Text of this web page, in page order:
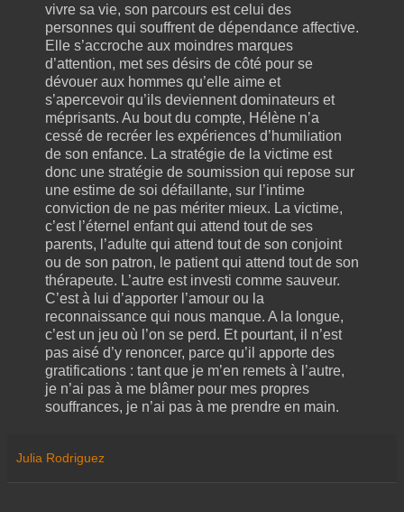
vivre sa vie, son parcours est celui des
personnes qui souffrent de dépendance affective.
Elle s’accroche aux moindres marques
d’attention, met ses désirs de côté pour se
dévouer aux hommes qu’elle aime et
s’apercevoir qu’ils deviennent dominateurs et
méprisants. Au bout du compte, Hélène n’a
cessé de recréer les expériences d’humiliation
de son enfance. La stratégie de la victime est
donc une stratégie de soumission qui repose sur
une estime de soi défaillante, sur l’intime
conviction de ne pas mériter mieux. La victime,
c’est l’éternel enfant qui attend tout de ses
parents, l’adulte qui attend tout de son conjoint
ou de son patron, le patient qui attend tout de son
thérapeute. L’autre est investi comme sauveur.
C’est à lui d’apporter l’amour ou la
reconnaissance qui nous manque. A la longue,
c’est un jeu où l’on se perd. Et pourtant, il n’est
pas aisé d’y renoncer, parce qu’il apporte des
gratifications : tant que je m’en remets à l’autre,
je n’ai pas à me blâmer pour mes propres
souffrances, je n’ai pas à me prendre en main.
Julia Rodriguez